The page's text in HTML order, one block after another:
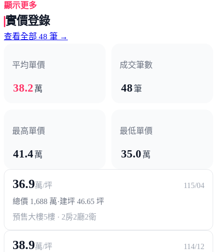
公共建設
顯示更多
實價登錄
查看全部 48 筆 →
平均單價
38.2 萬
成交筆數
48筆
最高單價
41.4 萬
最低單價
35.0 萬
36.9萬/坪
115/04
總價 1,688 萬·建坪 46.65 坪
預售大樓5樓 · 2房2廳2衛
38.9萬/坪 114/12